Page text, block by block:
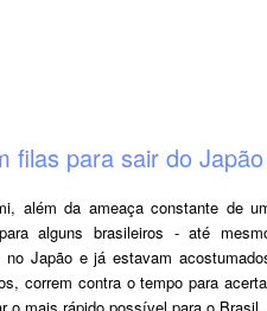
filas para sair do Japão
além da ameaça constante de
alguns brasileiros - até
Japão e já estavam
correm contra o tempo para